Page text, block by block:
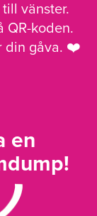
vänster.
QR-koden.
din gåva. ❤️
en